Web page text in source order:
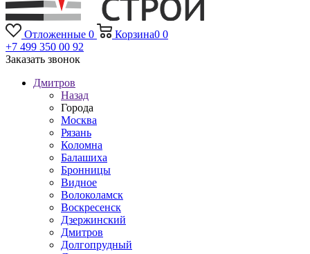
Отложенные 0 Корзина0 0
+7 499 350 00 92
Заказать звонок
Дмитров
Назад
Города
Москва
Рязань
Коломна
Балашиха
Бронницы
Видное
Волоколамск
Воскресенск
Дзержинский
Дмитров
Долгопрудный